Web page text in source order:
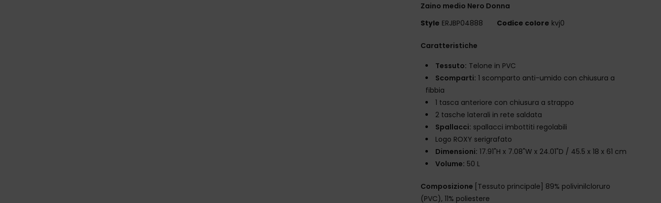
Zaino medio Nero Donna
Style ERJBP04888 Codice colore kvj0
Caratteristiche
Tessuto: Telone in PVC
Scomparti: 1 scomparto anti-umido con chiusura a
fibbia
1 tasca anteriore con chiusura a strappo
2 tasche laterali in rete saldata
Spallacci: spallacci imbottiti regolabili
Logo ROXY serigrafato
Dimensioni: 17.91"H x 7.08"W x 24.01"D / 45.5 x 18 x 61 cm
Volume: 50 L
Composizione [Tessuto principale] 89% polivinilcloruro
(PVC), 11% poliestere